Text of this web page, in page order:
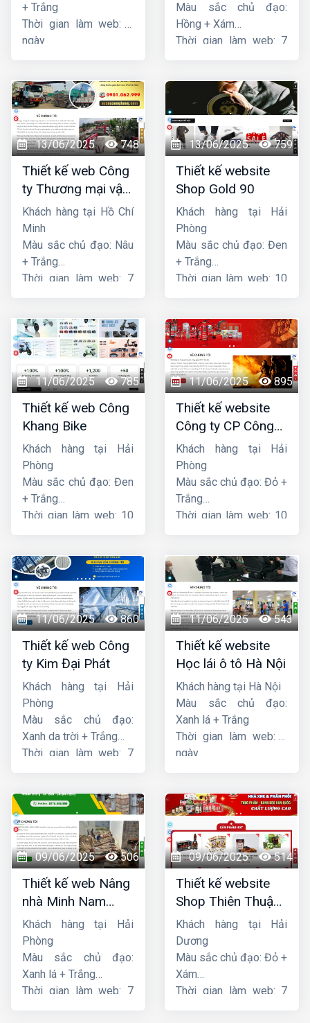
+ Trắng
Thời gian làm web: 7
ngày
Màu sắc chủ đạo:
Hồng + Xám
Thời gian làm web: 7
13/06/2025 748
Thiết kế web Công
ty Thương mại vận
tải Song Bằng
Khách hàng tại Hồ Chí
Minh
Màu sắc chủ đạo: Nâu
+ Trắng
Thời gian làm web: 7
13/06/2025 759
Thiết kế website
Shop Gold 90
Khách hàng tại Hải
Phòng
Màu sắc chủ đạo: Đen
+ Trắng
Thời gian làm web: 10
11/06/2025 785
Thiết kế web Công
Khang Bike
Khách hàng tại Hải
Phòng
Màu sắc chủ đạo: Đen
+ Trắng
Thời gian làm web: 10
11/06/2025 895
Thiết kế website
Công ty CP Công
nghệ PCCC Bắc Hà
Khách hàng tại Hải
Phòng
Màu sắc chủ đạo: Đỏ +
Trắng
Thời gian làm web: 10
11/06/2025 860
Thiết kế web Công
ty Kim Đại Phát
Khách hàng tại Hải
Phòng
Màu sắc chủ đạo:
Xanh da trời + Trắng
Thời gian làm web: 7
11/06/2025 543
Thiết kế website
Học lái ô tô Hà Nội
Khách hàng tại Hà Nội
Màu sắc chủ đạo:
Xanh lá + Trắng
Thời gian làm web: 7
ngày
09/06/2025 506
Thiết kế web Nâng
nhà Minh Nam
Hoàng
Khách hàng tại Hải
Phòng
Màu sắc chủ đạo:
Xanh lá + Trắng
Thời gian làm web: 7
09/06/2025 514
Thiết kế website
Shop Thiên Thuận
Phát
Khách hàng tại Hải
Dương
Màu sắc chủ đạo: Đỏ +
Xám
Thời gian làm web: 7